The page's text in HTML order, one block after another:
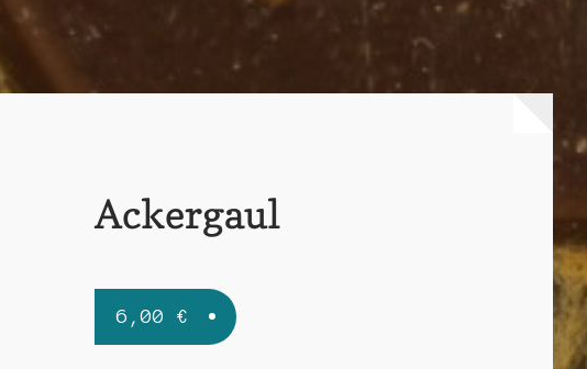
Ackergaul
6,00 €